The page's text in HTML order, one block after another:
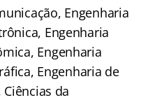
Engenharia
Engenharia
Engenharia
Engenharia de
da